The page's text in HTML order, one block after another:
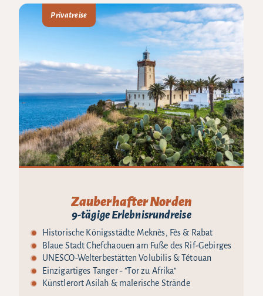
Privatreise
Zauberhafter Norden
9-tägige Erlebnisrundreise
Historische Königsstädte Meknès, Fès & Rabat
Blaue Stadt Chefchaouen am Fuße des Rif-Gebirges
UNESCO-Welterbestätten Volubilis & Tétouan
Einzigartiges Tanger - "Tor zu Afrika"
Künstlerort Asilah & malerische Strände